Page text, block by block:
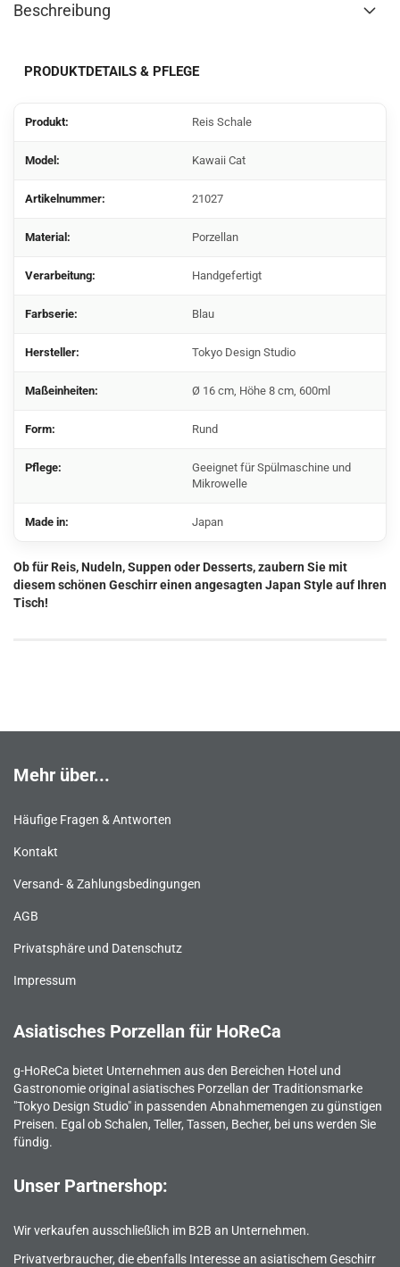
Beschreibung
PRODUKTDETAILS & PFLEGE
Produkt: Reis Schale
Model: Kawaii Cat
Artikelnummer: 21027
Material: Porzellan
Verarbeitung: Handgefertigt
Farbserie: Blau
Hersteller: Tokyo Design Studio
Maßeinheiten: Ø 16 cm, Höhe 8 cm, 600ml
Form: Rund
Pflege:
Geeignet für Spülmaschine und
Mikrowelle
Made in: Japan
Ob für Reis, Nudeln, Suppen oder Desserts, zaubern Sie mit
diesem schönen Geschirr einen angesagten Japan Style auf Ihren
Tisch!
Mehr über...
Häufige Fragen & Antworten
Kontakt
Versand- & Zahlungsbedingungen
AGB
Privatsphäre und Datenschutz
Impressum
Asiatisches Porzellan für HoReCa
g-HoReCa bietet Unternehmen aus den Bereichen Hotel und
Gastronomie original asiatisches Porzellan der Traditionsmarke
"Tokyo Design Studio" in passenden Abnahmemengen zu günstigen
Preisen. Egal ob Schalen, Teller, Tassen, Becher, bei uns werden Sie
fündig.
Unser Partnershop:
Wir verkaufen ausschließlich im B2B an Unternehmen.
Privatverbraucher, die ebenfalls Interesse an asiatischem Geschirr